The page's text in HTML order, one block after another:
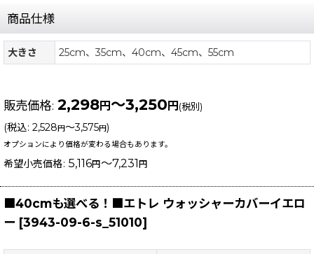
商品仕様
大きさ 25cm、35cm、40cm、45cm、55cm
販売価格: 2,298円 ～3,250 円 (税別)
(税込: 2,528 円～3,575円)
オプションにより価格が変わる場合もあります。
希望小売価格: 5,116円 ～7,231 円
■40cmも選べる！■エトレ ウォッシャーカバーイエロ
ー [3943-09-6-s_51010]